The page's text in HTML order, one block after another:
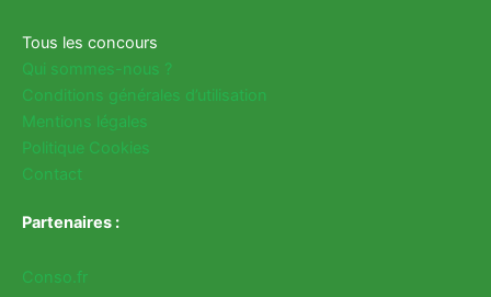
Tous les concours
Qui sommes-nous ?
Conditions générales d’utilisation
Mentions légales
Politique Cookies
Contact
Partenaires :
Conso.fr